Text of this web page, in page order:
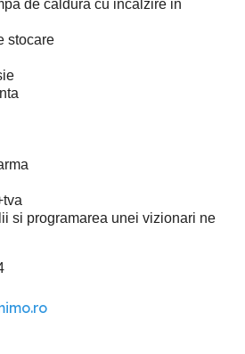
de caldura cu incalzire in
stocare
si programarea unei vizionari ne